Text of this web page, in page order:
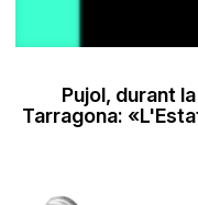
Pujol, durant
Tarragona: